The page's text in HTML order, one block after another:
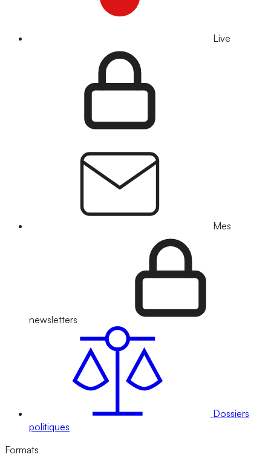
Live
Mes
newsletters
Dossiers
politiques
Formats